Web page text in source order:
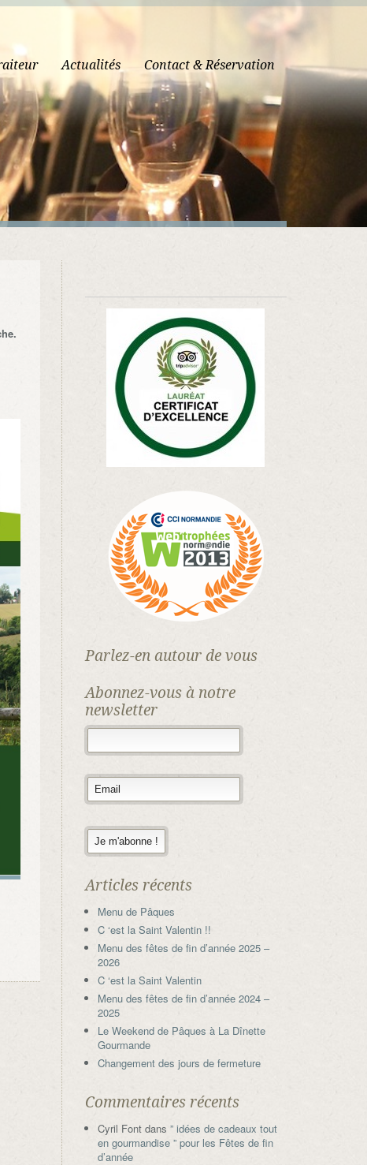
Actualités Contact & Réservation
Parlez-en autour de vous
Abonnez-vous à notre
newsletter
Articles récents
Menu de Pâques
C ‘est la Saint Valentin !!
Menu des fêtes de fin d’année 2025 –
2026
C ‘est la Saint Valentin
Menu des fêtes de fin d’année 2024 –
2025
Le Weekend de Pâques à La Dînette
Gourmande
Changement des jours de fermeture
Commentaires récents
Cyril Fontdans ” idées de cadeaux tout
en gourmandise ” pour les Fêtes de fin
d’année